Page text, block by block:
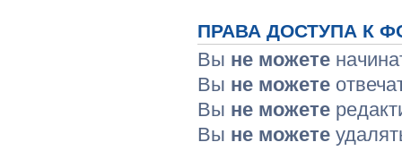
ПРАВА ДОСТУПА К
Вы не можете
Вы не можете
Вы не можете
Вы не можете